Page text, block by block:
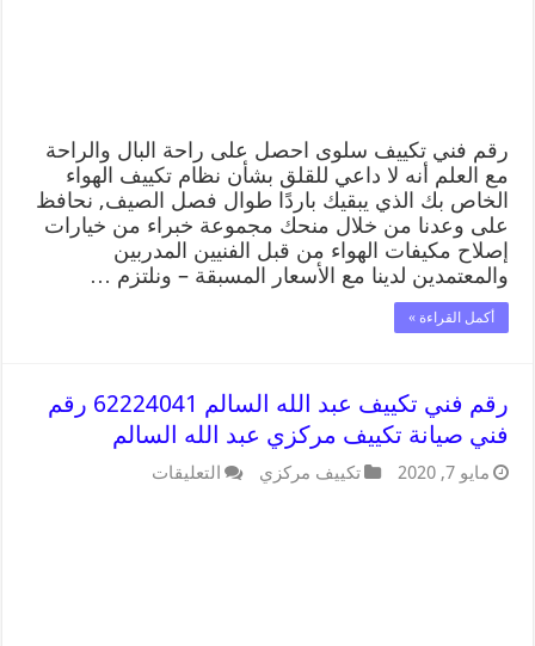
رقم فني تكييف سلوى احصل على راحة البال والراحة
مع العلم أنه لا داعي للقلق بشأن نظام تكييف الهواء
الخاص بك الذي يبقيك باردًا طوال فصل الصيف, نحافظ
على وعدنا من خلال منحك مجموعة خبراء من خيارات
إصلاح مكيفات الهواء من قبل الفنيين المدربين
والمعتمدين لدينا مع الأسعار المسبقة – ونلتزم …
أكمل القراءة »
رقم فني تكييف عبد الله السالم 62224041 رقم
فني صيانة تكييف مركزي عبد الله السالم
مايو 7, 2020 تكييف مركزي التعليقات